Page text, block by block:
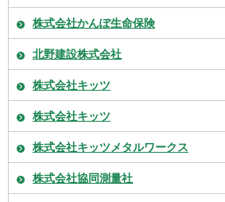
株式会社かんぽ生命保険
北野建設株式会社
株式会社キッツ
株式会社キッツ
株式会社キッツメタルワークス
株式会社協同測量社